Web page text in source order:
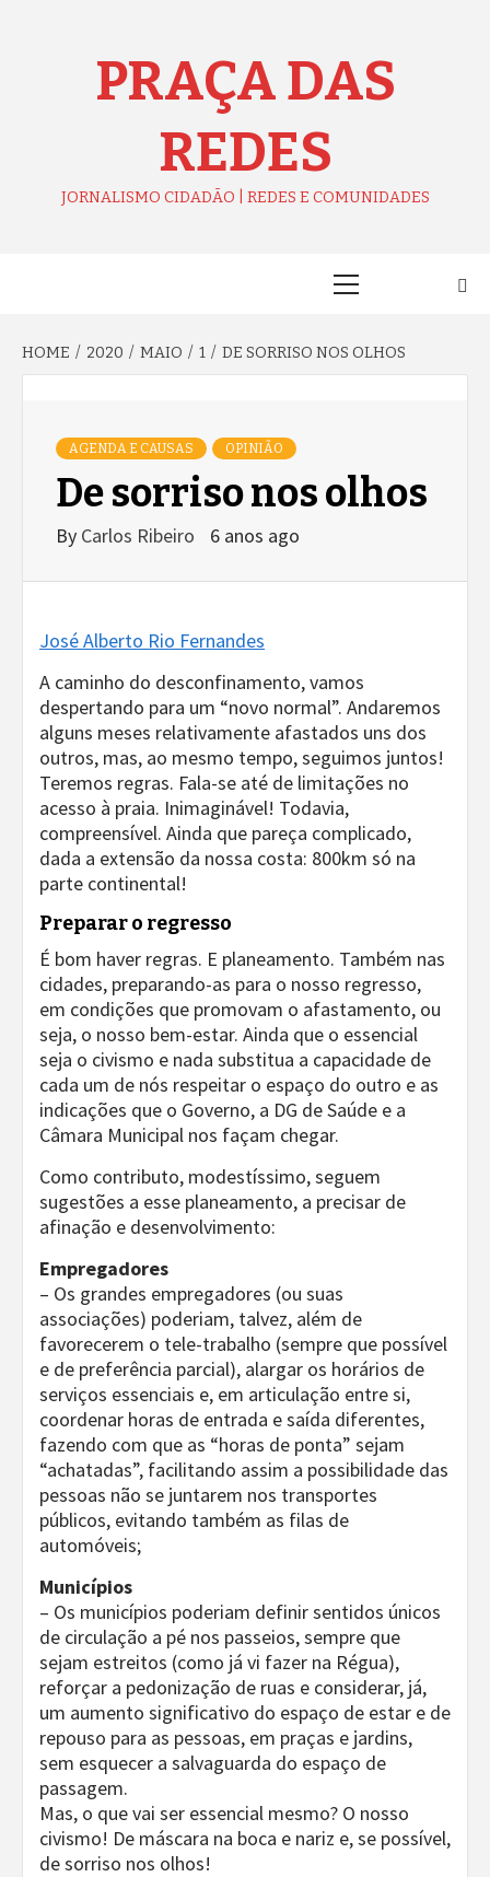
PRAÇA DAS
REDES
JORNALISMO CIDADÃO | REDES E COMUNIDADES
HOME 2020 MAIO 1 DE SORRISO NOS OLHOS
AGENDA E CAUSAS OPINIÃO
De sorriso nos olhos
By Carlos Ribeiro 6 anos ago
José Alberto Rio Fernandes
A caminho do desconfinamento, vamos
despertando para um “novo normal”. Andaremos
alguns meses relativamente afastados uns dos
outros, mas, ao mesmo tempo, seguimos juntos!
Teremos regras. Fala-se até de limitações no
acesso à praia. Inimaginável! Todavia,
compreensível. Ainda que pareça complicado,
dada a extensão da nossa costa: 800km só na
parte continental!
Preparar o regresso
É bom haver regras. E planeamento. Também nas
cidades, preparando-as para o nosso regresso,
em condições que promovam o afastamento, ou
seja, o nosso bem-estar. Ainda que o essencial
seja o civismo e nada substitua a capacidade de
cada um de nós respeitar o espaço do outro e as
indicações que o Governo, a DG de Saúde e a
Câmara Municipal nos façam chegar.
Como contributo, modestíssimo, seguem
sugestões a esse planeamento, a precisar de
afinação e desenvolvimento:
Empregadores
– Os grandes empregadores (ou suas
associações) poderiam, talvez, além de
favorecerem o tele-trabalho (sempre que possível
e de preferência parcial), alargar os horários de
serviços essenciais e, em articulação entre si,
coordenar horas de entrada e saída diferentes,
fazendo com que as “horas de ponta” sejam
“achatadas”, facilitando assim a possibilidade das
pessoas não se juntarem nos transportes
públicos, evitando também as filas de
automóveis;
Municípios
– Os municípios poderiam definir sentidos únicos
de circulação a pé nos passeios, sempre que
sejam estreitos (como já vi fazer na Régua),
reforçar a pedonização de ruas e considerar, já,
um aumento significativo do espaço de estar e de
repouso para as pessoas, em praças e jardins,
sem esquecer a salvaguarda do espaço de
passagem.
Mas, o que vai ser essencial mesmo? O nosso
civismo! De máscara na boca e nariz e, se possível,
de sorriso nos olhos!